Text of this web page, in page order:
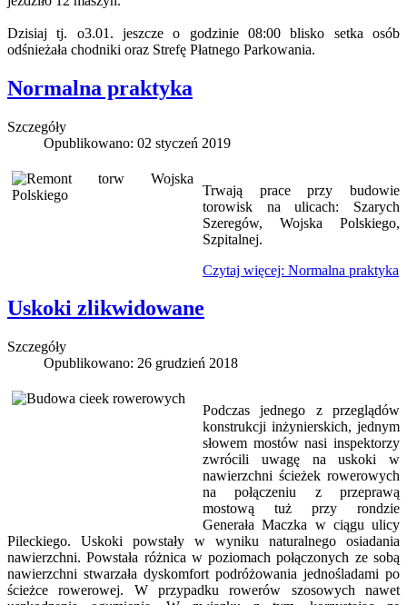
Dzisiaj tj. o3.01. jeszcze o godzinie 08:00 blisko setka osób
odśnieżała chodniki oraz Strefę Płatnego Parkowania.
Normalna praktyka
Szczegóły
Opublikowano: 02 styczeń 2019
Trwają prace przy budowie
torowisk na ulicach: Szarych
Szeregów, Wojska Polskiego,
Szpitalnej.
Czytaj więcej: Normalna praktyka
Uskoki zlikwidowane
Szczegóły
Opublikowano: 26 grudzień 2018
Podczas jednego z przeglądów
konstrukcji inżynierskich, jednym
słowem mostów nasi inspektorzy
zwrócili uwagę na uskoki w
nawierzchni ścieżek rowerowych
na połączeniu z przeprawą
mostową tuż przy rondzie
Generała Maczka w ciągu ulicy
Pileckiego. Uskoki powstały w wyniku naturalnego osiadania
nawierzchni. Powstała różnica w poziomach połączonych ze sobą
nawierzchni stwarzała dyskomfort podróżowania jednośladami po
ścieżce rowerowej. W przypadku rowerów szosowych nawet